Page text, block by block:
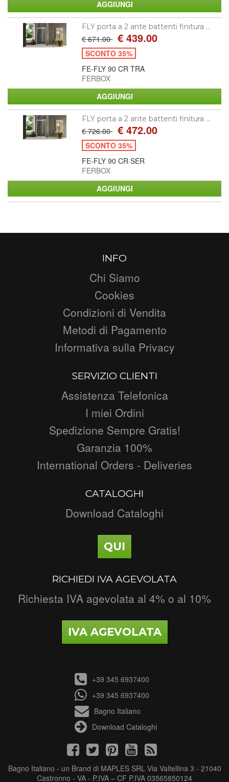
FLY porta a 2 ante battenti finitura ...
€ 671.00 € 439.00
SCONTO 35%
FE-FLY 90 CR TRA
FERBOX
FLY porta a 2 ante battenti finitura ...
€ 726.00 € 472.00
SCONTO 35%
FE-FLY 90 CR SER
FERBOX
INFO
Chi Siamo
Cookies
Condizioni di Vendita
Metodi di Pagamento
Informativa sulla Privacy
SERVIZIO CLIENTI
Assistenza Telefonica
I miei Ordini
Spedizione Sempre Gratis!
Garanzia 100%
International Orders - Deliveries
CATALOGHI
Download Cataloghi
QUI
RICHIEDI IVA AGEVOLATA
Richiesta IVA agevolata al 4% o al 10%
IVA AGEVOLATA
+39 345 6937400
+39 345 6937400
Bagno Italiano
Download Cataloghi
Bagno Italiano - un Brand di MAPLES SRL Via Valtellina 3 - 21040
Castronno - VA - P.IVA – CF P.IVA 03565850124